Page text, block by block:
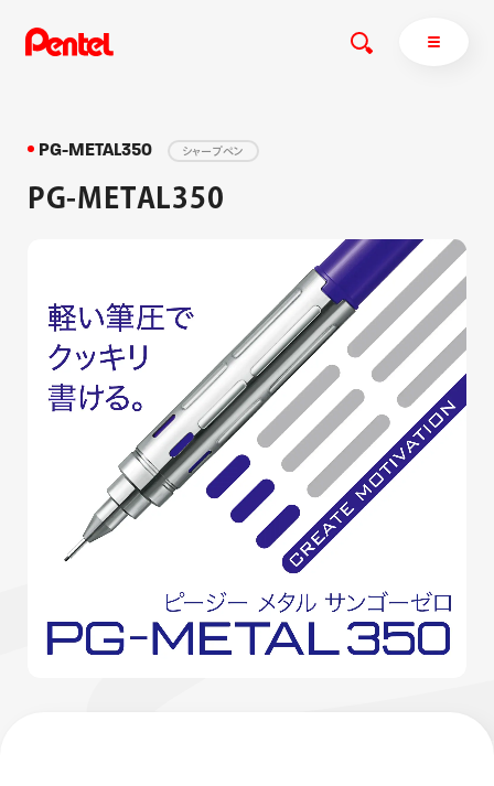
エナージェル サインペン オレンズ
商品を探す
ペン
マーカー
シャープペン
消し具
ブラッシュ（筆）
画材
ぺんてるについて
ぺんてるについてトップ
メッセージ
採用情報
運営会社
PG-METAL350 シャープペン
PG-METAL350